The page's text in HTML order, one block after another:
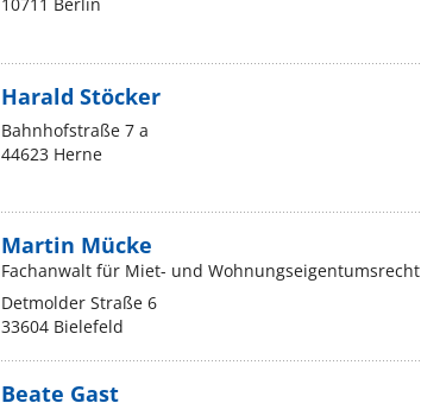
Harald Stöcker
Bahnhofstraße 7 a
44623 Herne
Martin Mücke
Fachanwalt für Miet- und Wohnungseigentumsrecht
Detmolder Straße 6
33604 Bielefeld
Beate Gast